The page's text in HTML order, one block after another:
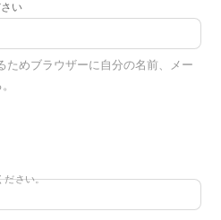
い
ためブラウザーに自分の名前、メー
ださい。